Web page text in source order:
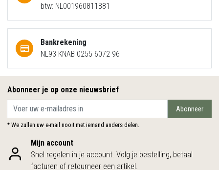
btw: NL001960811B81
Bankrekening
NL93 KNAB 0255 6072 96
Abonneer je op onze nieuwsbrief
Abonneer
* We zullen uw e-mail nooit met iemand anders delen.
Mijn account
Snel regelen in je account. Volg je bestelling, betaal
facturen of retourneer een artikel.